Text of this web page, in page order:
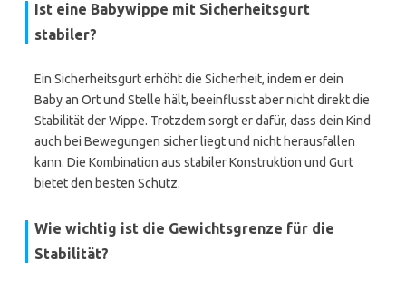
Ist eine Babywippe mit Sicherheitsgurt
stabiler?
Ein Sicherheitsgurt erhöht die Sicherheit, indem er dein
Baby an Ort und Stelle hält, beeinflusst aber nicht direkt die
Stabilität der Wippe. Trotzdem sorgt er dafür, dass dein Kind
auch bei Bewegungen sicher liegt und nicht herausfallen
kann. Die Kombination aus stabiler Konstruktion und Gurt
bietet den besten Schutz.
Wie wichtig ist die Gewichtsgrenze für die
Stabilität?